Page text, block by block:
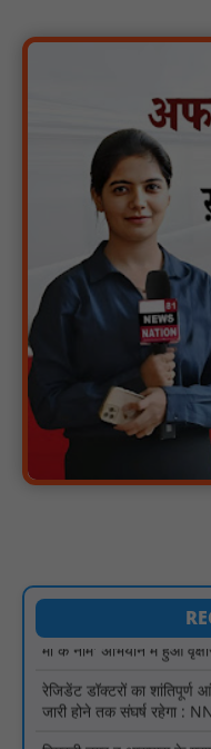
गुरु रविदास महाराज की
मस्तूरी क्षेत्र में विश्व
NN81
वर्धा में ज़िला परिषद के
पीएचईडी विभाग मंत्री ने
किया शिलान्यास एवं लोकार्पण
पारस पोर्टल से होगी योजनाओं
दिए समयबद्ध क्रियान्वयन के
रेजिडेंट डॉक्टरों का
जारी होने तक संघर्ष रहेगा :
टिमरनी नगर व आसपास के
तहसीलदार को सौंपा ज्ञापन,
मस्तूरी जनपद पंचायत में 131